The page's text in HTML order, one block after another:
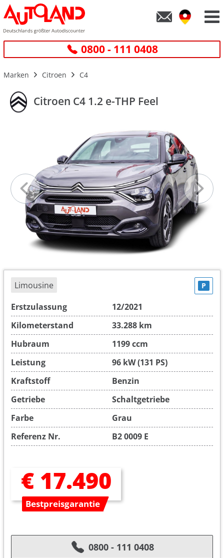
0800 - 111 0408
Marken Citroen C4
Citroen C4 1.2 e-THP Feel
Limousine P
Erstzulassung
12/2021
Kilometerstand
33.288 km
Hubraum
1199 ccm
Leistung
96 kW (131 PS)
Kraftstoff
Benzin
Getriebe
Schaltgetriebe
Farbe
Grau
Referenz Nr.
B2 0009 E
€ 17.490
Bestpreisgarantie
0800 - 111 0408